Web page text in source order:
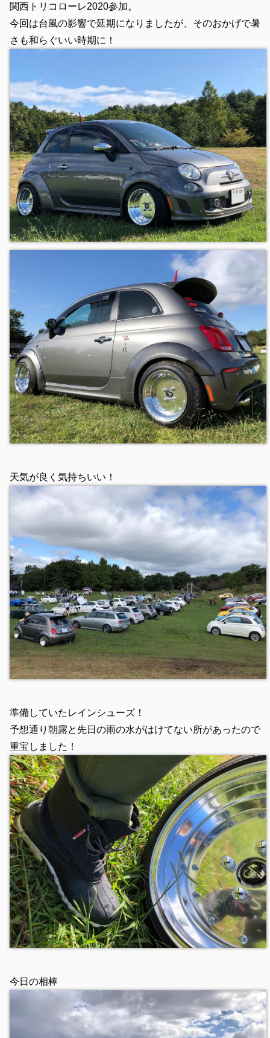
関西トリコローレ2020参加。
今回は台風の影響で延期になりましたが、そのおかげで暑
さも和らぐいい時期に！
天気が良く気持ちいい！
準備していたレインシューズ！
予想通り朝露と先日の雨の水がはけてない所があったので
重宝しました！
今日の相棒